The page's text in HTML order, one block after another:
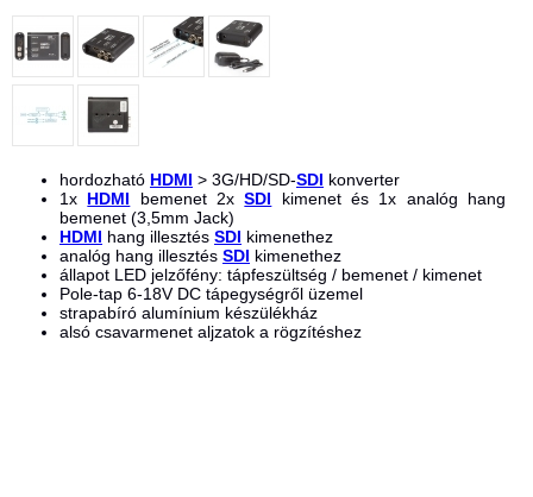
hordozható HDMI > 3G/HD/SD-SDI konverter
1x HDMI bemenet 2xSDI kimenet és 1x analóg hang
bemenet (3,5mm Jack)
HDMI hang illesztés SDI kimenethez
analóg hang illesztés SDI kimenethez
állapot LED jelzőfény: tápfeszültség / bemenet / kimenet
Pole-tap 6-18V DC tápegységről üzemel
strapabíró alumínium készülékház
alsó csavarmenet aljzatok a rögzítéshez